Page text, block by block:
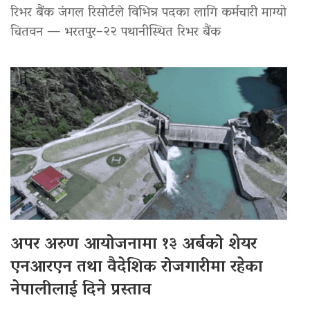
रिभर बैंक जंगल रिसोर्टले विभिन्न पदका लागि कर्मचारी माग्यो
चितवन — भरतपुर–२२ पथानीस्थित रिभर बैंक
अपर अरुण आयोजनामा १३ अर्बको शेयर
एनआरएन तथा वैदेशिक रोजगारीमा रहेका
नेपालीलाई दिने प्रस्ताव